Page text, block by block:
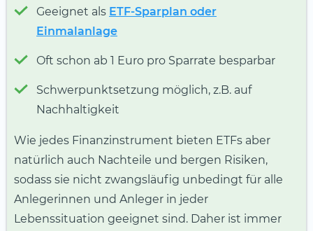
Geeignet als ETF-Sparplan oder
Einmalanlage
Oft schon ab 1 Euro pro Sparrate besparbar
Schwerpunktsetzung möglich, z.B. auf
Nachhaltigkeit
Wie jedes Finanzinstrument bieten ETFs aber
natürlich auch Nachteile und bergen Risiken,
sodass sie nicht zwangsläufig unbedingt für alle
Anlegerinnen und Anleger in jeder
Lebenssituation geeignet sind. Daher ist immer